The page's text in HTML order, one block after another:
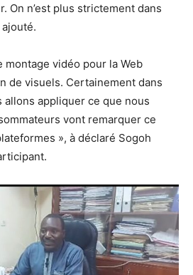
On n’est plus strictement dans
montage vidéo pour la Web
de visuels. Certainement dans
appliquer ce que nous
vont remarquer ce
», à déclaré Sogoh